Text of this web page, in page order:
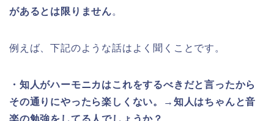
があるとは限りません。
例えば、下記のような話はよく聞くことです。
・知人がハーモニカはこれをするべきだと言ったから
その通りにやったら楽しくない。→知人はちゃんと音
楽の勉強をしてる人でしょうか？